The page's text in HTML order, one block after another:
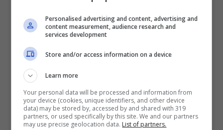
Che sia industriale o artigianale, poco
cambia: capita, infatti, chealcuni
panettoni abbiano dei “difetti” di fabbrica
che fanno sì che i dolci non siano ottimali
al 100%. Può accadere che lievitazione non
sia uniforme, che la forma sia diversa o
Personalised advertising and content, advertising and
content measurement, audience research and
services development
Store and/or access information on a device
Learn more
Your personal data will be processed and information from
your device (cookies, unique identifiers, and other device
data) may be stored by, accessed by and shared with 319
partners, or used specifically by this site. We and our partners
may use precise geolocation data. List of partners.